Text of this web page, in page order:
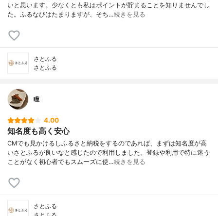
いと思います。少なくとも私はポイントが貯まることを知りませんでし
た。ふるなびはたまりますが、そち…続きを見る
さとふる
さとふる
瞳
4.00
知名度も高く安心
CMでも見かけるしふるさと納税をするのであれば、まずは知名度が高
いさとふるが良いなと感じたので利用しました。登録や利用で特に迷う
ことがなく初心者でもスムーズに使…続きを見る
さとふる